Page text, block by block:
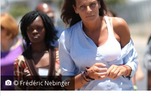
© Frédéric Nebinger